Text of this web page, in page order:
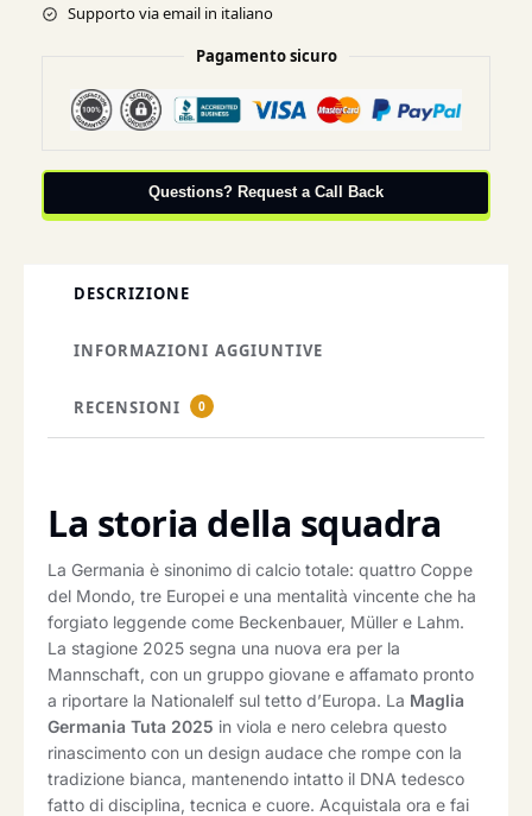
Supporto via email in italiano
Pagamento sicuro
Questions? Request a Call Back
DESCRIZIONE
INFORMAZIONI AGGIUNTIVE
RECENSIONI 0
La storia della squadra
La Germania è sinonimo di calcio totale: quattro Coppe
del Mondo, tre Europei e una mentalità vincente che ha
forgiato leggende come Beckenbauer, Müller e Lahm.
La stagione 2025 segna una nuova era per la
Mannschaft, con un gruppo giovane e affamato pronto
a riportare la Nationalelf sul tetto d’Europa. La Maglia
Germania Tuta 2025 in viola e nero celebra questo
rinascimento con un design audace che rompe con la
tradizione bianca, mantenendo intatto il DNA tedesco
fatto di disciplina, tecnica e cuore. Acquistala ora e fai